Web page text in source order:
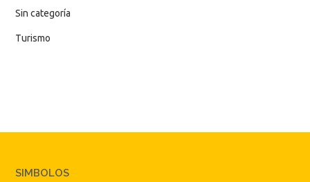
Sin categoría
Turismo
SIMBOLOS